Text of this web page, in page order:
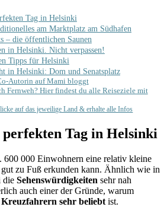
Tag in Helsinki
am Marktplatz am Südhafen
– die öffentlichen Saunen
in Helsinki. Nicht verpassen!
Tipps für Helsinki
in Helsinki: Dom und Senatsplatz
Autorin auf Mami bloggt
Fernweh? Hier findest du alle Reiseziele mit
auf das jeweilige Land & erhalte alle Infos
Tag in Helsinki
600 000 Einwohnern eine relativ kleine
zu Fuß erkunden kann. Ähnlich wie in
die Sehenswürdigkeiten sehr nah
auch einer der Gründe, warum
Kreuzfahrern sehr beliebt ist.